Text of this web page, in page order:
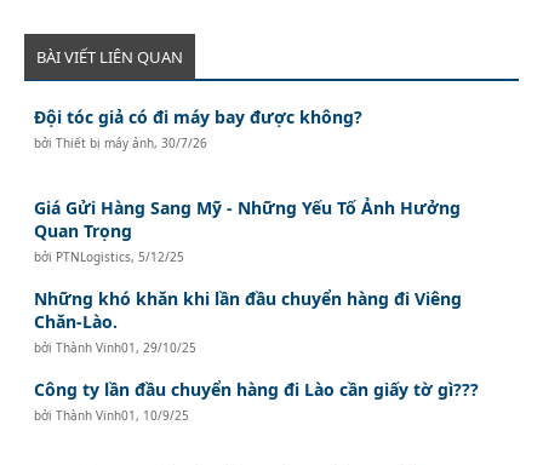
BÀI VIẾT LIÊN QUAN
Đội tóc giả có đi máy bay được không?
bởiThiết bị máy ảnh,30/7/26
Giá Gửi Hàng Sang Mỹ - Những Yếu Tố Ảnh Hưởng
Quan Trọng
bởi PTNLogistics, 5/12/25
Những khó khăn khi lần đầu chuyển hàng đi Viêng
Chăn-Lào.
bởiThành Vinh01 , 29/10/25
Công ty lần đầu chuyển hàng đi Lào cần giấy tờ gì???
bởiThành Vinh01 , 10/9/25